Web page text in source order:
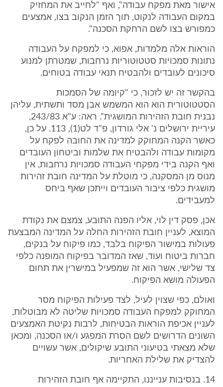
אישור מאת מפקח עבודה", ואף "לחייב את המחזיק
במקום העבודה לנקוט, תוך הזמן הנקוב בצו, אמצעים
כמפורש בצו לשם הרחקת הסכנה".
הוראות אלה מלמדות, אפוא, כי למפקח על העבודה
נתונות סמכויות סטטוטוריות נרחבות, שמטרתן למנוע
סיכונים לעובדים ולהבטיח תנאי עבודה בטוחים.
בהקשר זה יש לזכור, כי "קיומה של הסמכות
הסטטוטורית הוא הוא המשמש אבן מסד ותשתית, עליהן
נבנית חובת הזהירות המושגית". ראה: ע"א 243/83,
עיריית ירושלים נ' אלי גורדון, פ"ד לט(1), 113. על כן,
כאשר הקנה המחוקק למדינה את החובה לפקח על
מקומות עבודה ולהבטיח את שלמות וביטחון העובדים
ואף הקנה בידי מפקחי העבודה סמכויות נרחבות, אין
מנוס מן המסקנה, כי מוטלת על המדינה חובת זהירות
מושגית כלפי ציבור העובדים וייתכן שאף ביחס
למעבידים.
אכן, פסק דין לוי, אליו הפנה התובע, צמצם את נקודת
המוצא, לעניין חובת הזהירות החלה על המדינה המבצעת
פעולות במישור הפיקוח בלבד, כמו פיקוח על בנקים,
חברות ביטוח ועוד, שאז המדובר בפיקוח המופנה כלפי
צד שלישי, אשר הוא זה שמפעיל במישרין את תחום
הפעולה מושא הפיקוח.
ואולם, כפי שצוין לעיל, לצד פעילות הפיקוח מסר
המחוקק למפקח העבודה סמכויות שליטה לא מבוטלות,
לעניין אכיפת הוראות הבטיחות, לרבות נקיטת האמצעים
השונים הדרושים לשם הסרת המפגע ו/או הסכנה, ומכאן
שלא מצאתי בטיעוני התובע שיקולים, אשר עשויים
להצדיק את שלילת האחריות.
14. בנסיבות ענייננו, התקיימה אף חובת הזהירות